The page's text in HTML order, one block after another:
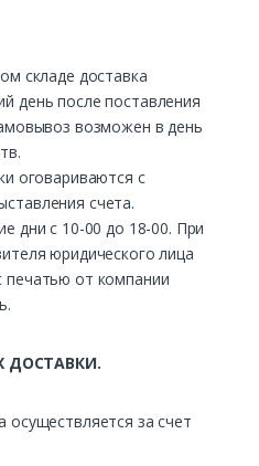
складе доставка
день после поставления
возможен в день
оговариваются с
счета.
дни с 10-00 до 18-00. При
юридического лица
печатью от компании
ДОСТАВКИ.
осуществляется за счет